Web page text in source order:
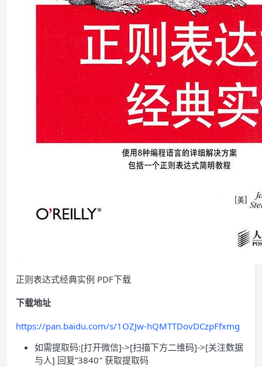
正则表达式经典实例 PDF下载
下载地址
https://pan.baidu.com/s/1OZJw-hQMTTDovDCzpFfxmg
如需提取码:[打开微信]->[扫描下方二维码]->[关注数据
与人] 回复”3840″ 获取提取码